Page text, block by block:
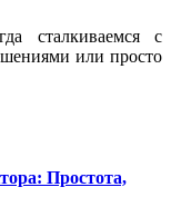
сталкиваемся с
или просто
Простота,